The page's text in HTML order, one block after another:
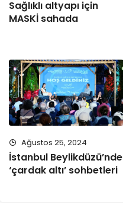
Sağlıklı altyapı için
MASKİ sahada
Ağustos 25, 2024
İstanbul Beylikdüzü’nde
‘çardak altı’ sohbetleri